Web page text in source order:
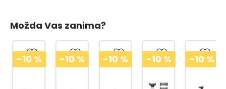
Možda Vas zanima?
-10 % -10 % -10 % -10 % -10 %